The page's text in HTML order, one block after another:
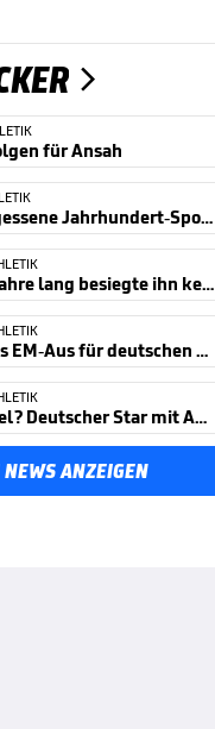

für Ansah
Die vergessene Jahrhundert-Sportlerin
Neun Jahre lang besiegte ihn keiner
Bitteres EM-Aus für deutschen Rekordmann
EM-Titel? Deutscher Star mit Ansage
ANZEIGEN